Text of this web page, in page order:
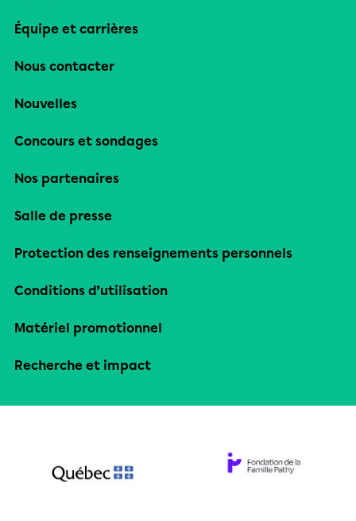
Équipe et carrières
Nous contacter
Nouvelles
Concours et sondages
Nos partenaires
Salle de presse
Protection des renseignements personnels
Conditions d’utilisation
Matériel promotionnel
Recherche et impact